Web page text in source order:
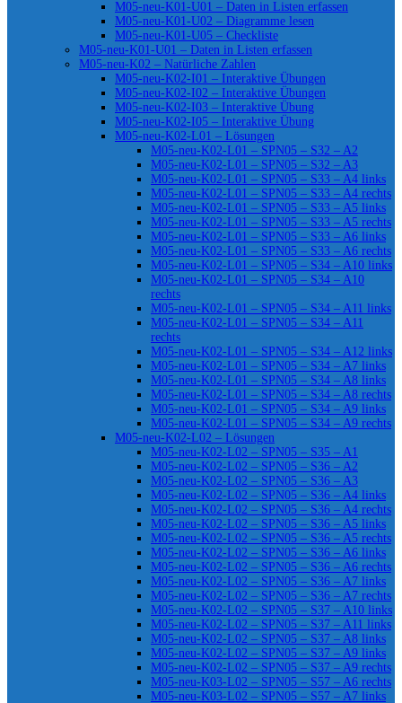
M05-neu-K01-U01 – Daten in Listen erfassen
M05-neu-K01-U02 – Diagramme lesen
M05-neu-K01-U05 – Checkliste
M05-neu-K01-U01 – Daten in Listen erfassen
M05-neu-K02 – Natürliche Zahlen
M05-neu-K02-I01 – Interaktive Übungen
M05-neu-K02-I02 – Interaktive Übungen
M05-neu-K02-I03 – Interaktive Übung
M05-neu-K02-I05 – Interaktive Übung
M05-neu-K02-L01 – Lösungen
M05-neu-K02-L01 – SPN05 – S32 – A2
M05-neu-K02-L01 – SPN05 – S32 – A3
M05-neu-K02-L01 – SPN05 – S33 – A4 links
M05-neu-K02-L01 – SPN05 – S33 – A4 rechts
M05-neu-K02-L01 – SPN05 – S33 – A5 links
M05-neu-K02-L01 – SPN05 – S33 – A5 rechts
M05-neu-K02-L01 – SPN05 – S33 – A6 links
M05-neu-K02-L01 – SPN05 – S33 – A6 rechts
M05-neu-K02-L01 – SPN05 – S34 – A10 links
M05-neu-K02-L01 – SPN05 – S34 – A10
rechts
M05-neu-K02-L01 – SPN05 – S34 – A11 links
M05-neu-K02-L01 – SPN05 – S34 – A11
rechts
M05-neu-K02-L01 – SPN05 – S34 – A12 links
M05-neu-K02-L01 – SPN05 – S34 – A7 links
M05-neu-K02-L01 – SPN05 – S34 – A8 links
M05-neu-K02-L01 – SPN05 – S34 – A8 rechts
M05-neu-K02-L01 – SPN05 – S34 – A9 links
M05-neu-K02-L01 – SPN05 – S34 – A9 rechts
M05-neu-K02-L02 – Lösungen
M05-neu-K02-L02 – SPN05 – S35 – A1
M05-neu-K02-L02 – SPN05 – S36 – A2
M05-neu-K02-L02 – SPN05 – S36 – A3
M05-neu-K02-L02 – SPN05 – S36 – A4 links
M05-neu-K02-L02 – SPN05 – S36 – A4 rechts
M05-neu-K02-L02 – SPN05 – S36 – A5 links
M05-neu-K02-L02 – SPN05 – S36 – A5 rechts
M05-neu-K02-L02 – SPN05 – S36 – A6 links
M05-neu-K02-L02 – SPN05 – S36 – A6 rechts
M05-neu-K02-L02 – SPN05 – S36 – A7 links
M05-neu-K02-L02 – SPN05 – S36 – A7 rechts
M05-neu-K02-L02 – SPN05 – S37 – A10 links
M05-neu-K02-L02 – SPN05 – S37 – A11 links
M05-neu-K02-L02 – SPN05 – S37 – A8 links
M05-neu-K02-L02 – SPN05 – S37 – A9 links
M05-neu-K02-L02 – SPN05 – S37 – A9 rechts
M05-neu-K03-L02 – SPN05 – S57 – A6 rechts
M05-neu-K03-L02 – SPN05 – S57 – A7 links